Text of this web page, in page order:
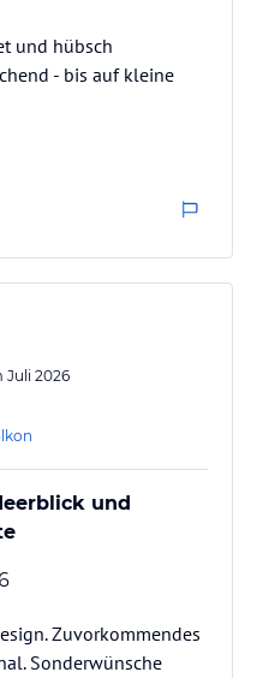
und hübsch
- bis auf kleine
Juli 2026
und
Zuvorkommendes
Sonderwünsche